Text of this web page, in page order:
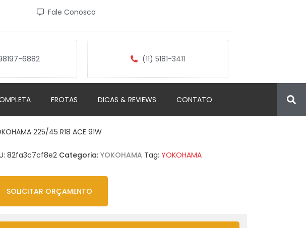
Fale Conosco
6882 (11) 5181-3411
FROTAS DICAS & REVIEWS CONTATO
225/45 R18 ACE 91W
82fa3c7cf8e2 Categoria:YOKOHAMA Tag:YOKOHAMA
SOLICITAR ORÇAMENTO